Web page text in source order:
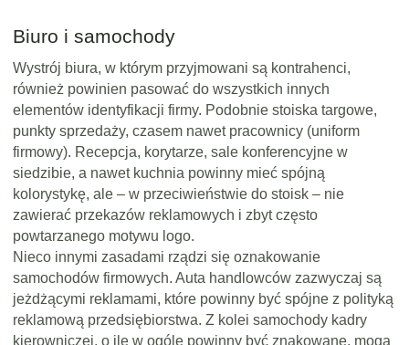
Biuro i samochody
Wystrój biura, w którym przyjmowani są kontrahenci,
również powinien pasować do wszystkich innych
elementów identyfikacji firmy. Podobnie stoiska targowe,
punkty sprzedaży, czasem nawet pracownicy (uniform
firmowy). Recepcja, korytarze, sale konferencyjne w
siedzibie, a nawet kuchnia powinny mieć spójną
kolorystykę, ale – w przeciwieństwie do stoisk – nie
zawierać przekazów reklamowych i zbyt często
powtarzanego motywu logo.
Nieco innymi zasadami rządzi się oznakowanie
samochodów firmowych. Auta handlowców zazwyczaj są
jeżdżącymi reklamami, które powinny być spójne z polityką
reklamową przedsiębiorstwa. Z kolei samochody kadry
kierowniczej, o ile w ogóle powinny być znakowane, mogą